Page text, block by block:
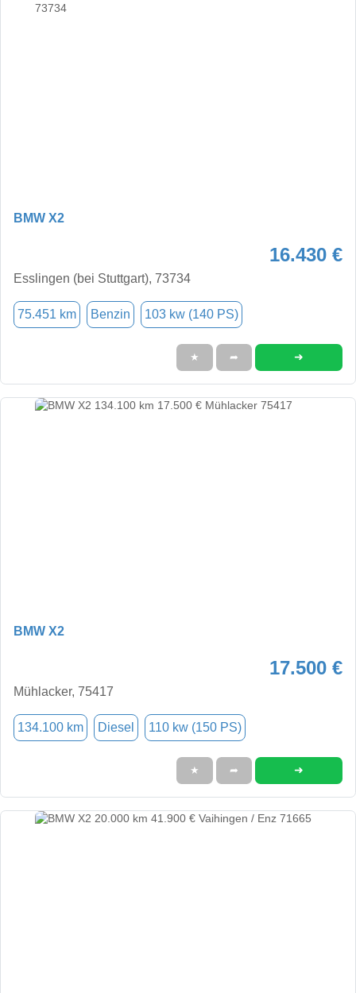
BMW X2
16.430 €
Esslingen (bei Stuttgart), 73734
75.451 km Benzin 103 kw (140 PS)
★ ➦ ➜
BMW X2
17.500 €
Mühlacker, 75417
134.100 km Diesel 110 kw (150 PS)
★ ➦ ➜